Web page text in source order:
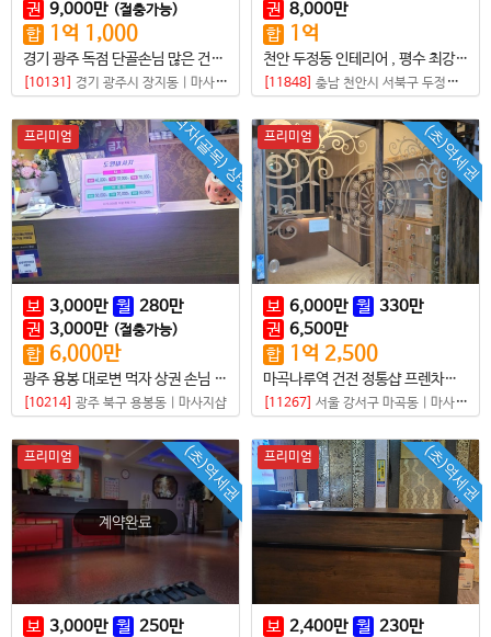
권 9,000만 (절충가능)
합 1 억 1,000
경기 광주 독점 단골손님 많은 건전마사지샵 매매
[10131] 경기 광주시 장지동 마사지샵
권 8,000만
합 1 억
천안 두정동 인테리어 , 평수 최강 매물 팝니다
[11848] 충남 천안시 서북구 두정동
먹자(골목) 상권
프리미엄
보 3,000만 월 280만
권 3,000만 (절충가능)
합 6,000만
광주 용봉 대로변 먹자 상권 손님 많은 타이샵매매
[10214] 광주 북구 용봉동 마사지샵
(초)역세권
프리미엄
보 6,000만 월 330만
권 6,500만
합 1 억 2,500
마곡나루역 건전 정통샵 프렌차이즈점
[11267] 서울 강서구 마곡동 마사지샵
(초)역세권
프리미엄
보 3,000만 월 250만
(초)역세권
프리미엄
보 2,400만 월 230만